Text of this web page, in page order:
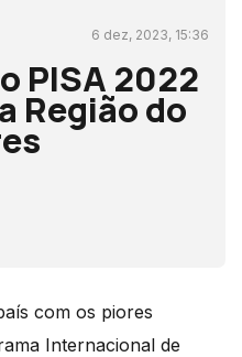
6 dez, 2023, 15:36
PISA 2022
Região do
com os piores
Internacional de